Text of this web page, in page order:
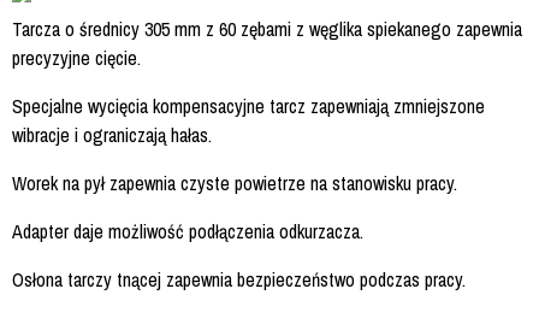
Tarcza o średnicy 305 mm z 60 zębami z węglika spiekanego zapewnia
precyzyjne cięcie.
Specjalne wycięcia kompensacyjne tarcz zapewniają zmniejszone
wibracje i ograniczają hałas.
Worek na pył zapewnia czyste powietrze na stanowisku pracy.
Adapter daje możliwość podłączenia odkurzacza.
Osłona tarczy tnącej zapewnia bezpieczeństwo podczas pracy.